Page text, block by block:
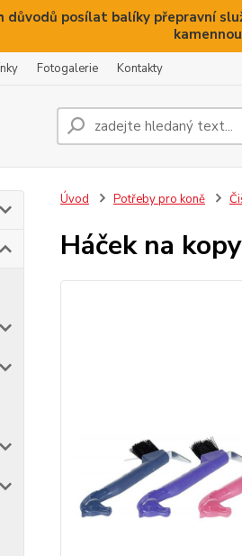
důvodů posílat balíky přepravní
Fotogalerie Kontakty
Úvod Potřeby pro koně
Háček na